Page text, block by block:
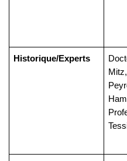
Historique/Experts